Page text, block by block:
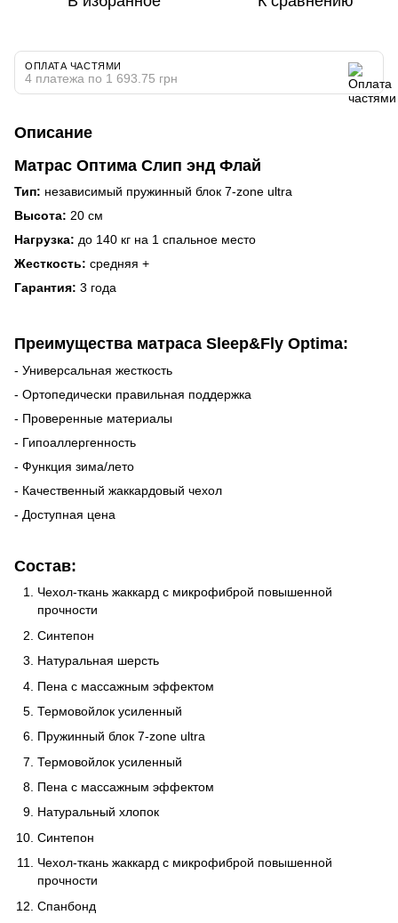
ОПЛАТА ЧАСТЯМИ
4 платежа по 1 693.75 грн
Описание
Матрас Оптима Слип энд Флай
Тип: независимый пружинный блок 7-zone ultra
Высота: 20 см
Нагрузка: до 140 кг на 1 спальное место
Жесткость: средняя +
Гарантия: 3 года
Преимущества матраса Sleep&Fly Optima:
- Универсальная жесткость
- Ортопедически правильная поддержка
- Проверенные материалы
- Гипоаллергенность
- Функция зима/лето
- Качественный жаккардовый чехол
- Доступная цена
Состав:
Чехол-ткань жаккард с микрофиброй повышенной
прочности
Синтепон
Натуральная шерсть
Пена с массажным эффектом
Термовойлок усиленный
Пружинный блок 7-zone ultra
Термовойлок усиленный
Пена с массажным эффектом
Натуральный хлопок
Синтепон
Чехол-ткань жаккард с микрофиброй повышенной
прочности
Спанбонд